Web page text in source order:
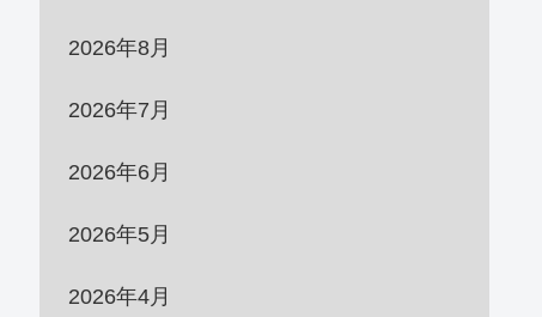
2026年8月
2026年7月
2026年6月
2026年5月
2026年4月